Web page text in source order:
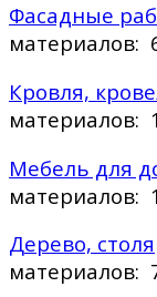
Фасадные
материалов:
Кровля,
материалов:
Мебель для
материалов:
Дерево,
материалов: